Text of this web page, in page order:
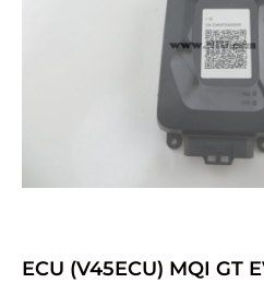
ECU (V45ECU) MQI GT